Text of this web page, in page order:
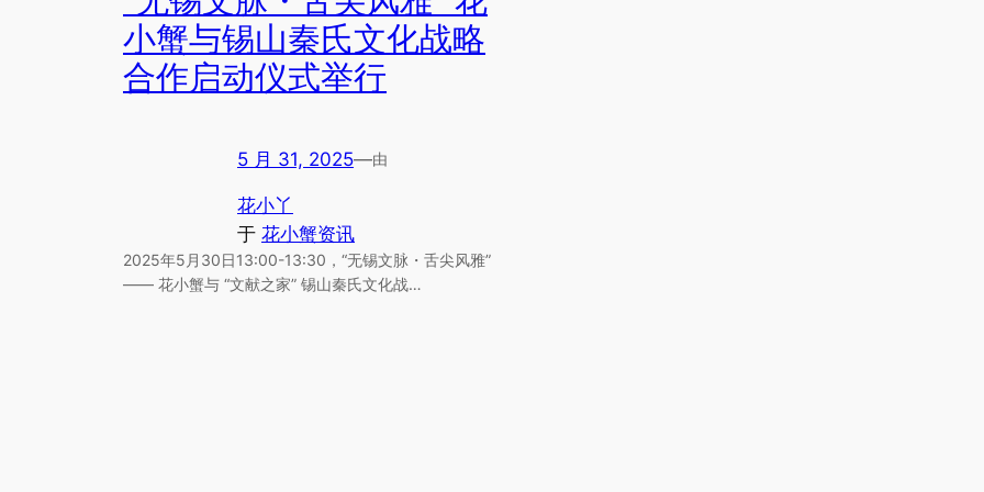
小蟹与锡山秦氏文化战略
合作启动仪式举行​​
5 月 31, 2025—由
花小丫
于 花小蟹资讯
2025年5月30日13:00-13:30，“无锡文脉・舌尖风雅”
—— 花小蟹与 “文献之家” 锡山秦氏文化战…